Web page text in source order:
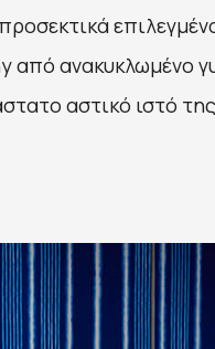
ανακυκλωμένο
αστικό ιστό